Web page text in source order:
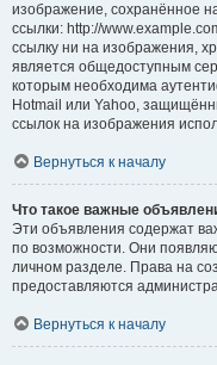
изображение, сохранённое
ссылки: http://
ссылку ни на изображения,
является общедоступным
которым необходима
Hotmail или Yahoo,
ссылок на изображения
Вернуться к началу
Что такое важные
Эти объявления содержат
по возможности. Они
личном разделе. Права на
предоставляются
Вернуться к началу